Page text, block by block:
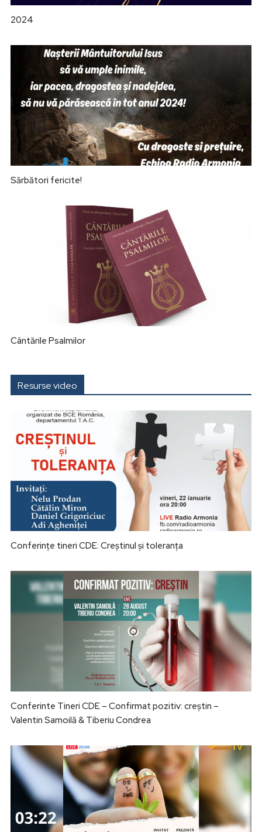
2024
Sărbători fericite!
Cântările Psalmilor
Resurse video
Conferințe tineri CDE: Creștinul și toleranța
Conferinte Tineri CDE – Confirmat pozitiv: creștin –
Valentin Samoilă & Tiberiu Condrea